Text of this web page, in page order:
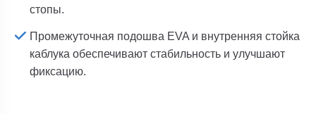
стопы.
Промежуточная подошва EVA и внутренняя стойка
каблука обеспечивают стабильность и улучшают
фиксацию.